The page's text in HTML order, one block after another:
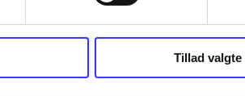
Tillad valgte